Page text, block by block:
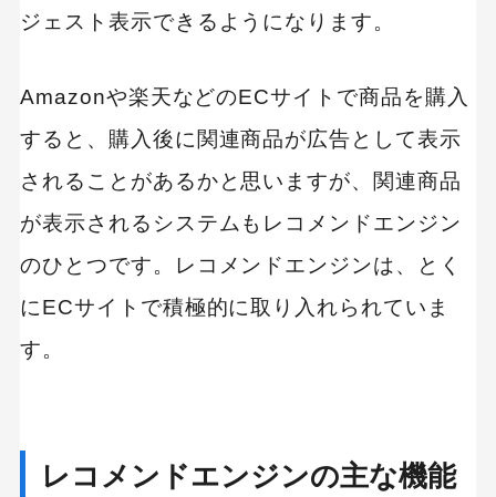
コストが見合っているか
おすすめのレコメンドエンジン7選
コンビーズレコ
ECレコメンダー
まとめ
ジェスト表示できるようになります。
Amazonや楽天などのECサイトで商品を購入
すると、購入後に関連商品が広告として表示
されることがあるかと思いますが、関連商品
が表示されるシステムもレコメンドエンジン
のひとつです。レコメンドエンジンは、とく
にECサイトで積極的に取り入れられていま
す。
レコメンドエンジンの主な機能